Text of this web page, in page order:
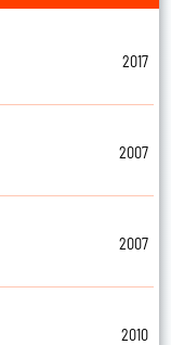
2017
2007
2007
2010